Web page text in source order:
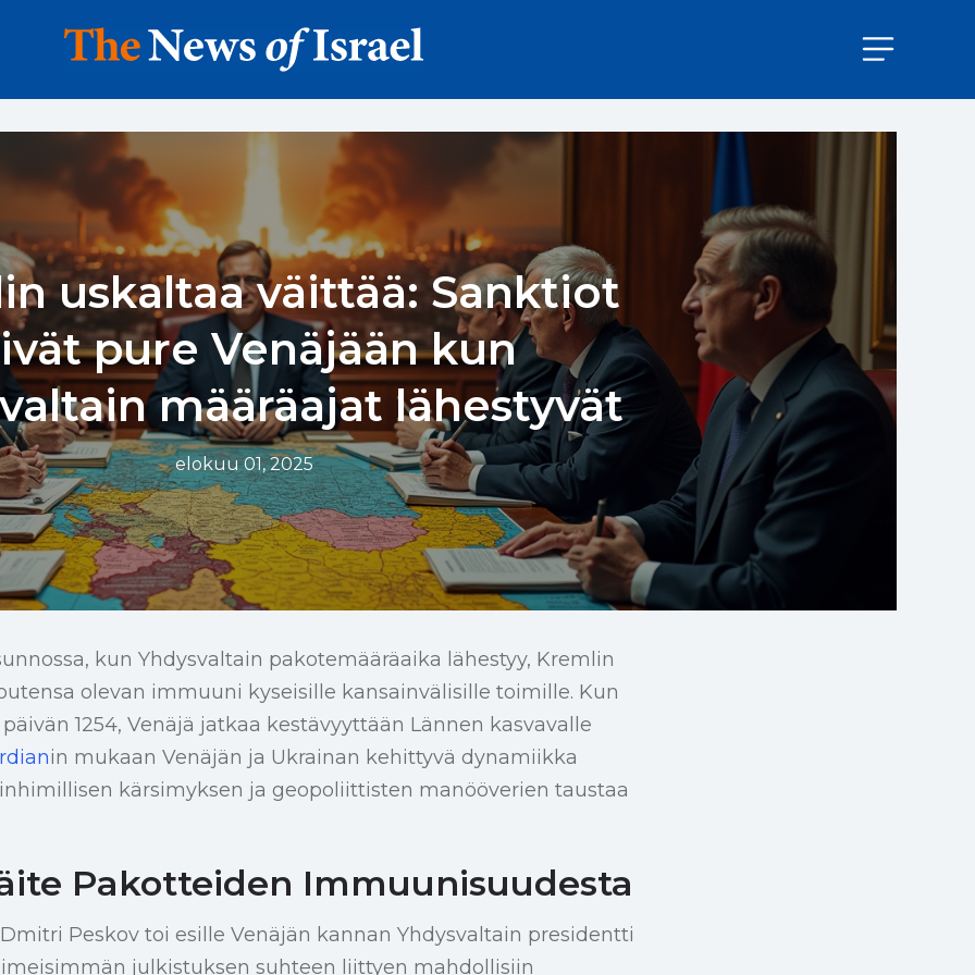
uskaltaa väittää: Sanktiot
pure Venäjään kun
määräajat lähestyvät
elokuu 01, 2025
kun Yhdysvaltain pakotemääräaika lähestyy, Kremlin
olevan immuuni kyseisille kansainvälisille toimille. Kun
1254, Venäjä jatkaa kestävyyttään Lännen kasvavalle
in mukaan Venäjän ja Ukrainan kehittyvä dynamiikka
kärsimyksen ja geopoliittisten manööverien taustaa
Pakotteiden Immuunisuudesta
Peskov toi esille Venäjän kannan Yhdysvaltain presidentti
julkistuksen suhteen liittyen mahdollisiin